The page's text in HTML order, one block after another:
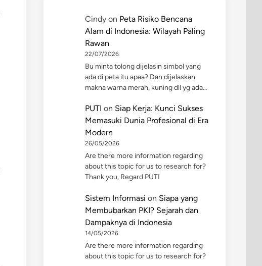
Cindy on Peta Risiko Bencana
Alam di Indonesia: Wilayah Paling
Rawan
22/07/2026
Bu minta tolong dijelasin simbol yang
ada di peta itu apaa? Dan dijelaskan
makna warna merah, kuning dll yg ada…
PUTI on Siap Kerja: Kunci Sukses
Memasuki Dunia Profesional di Era
Modern
26/05/2026
Are there more information regarding
about this topic for us to research for?
Thank you, Regard PUTI
Sistem Informasi on Siapa yang
Membubarkan PKI? Sejarah dan
Dampaknya di Indonesia
14/05/2026
Are there more information regarding
about this topic for us to research for?